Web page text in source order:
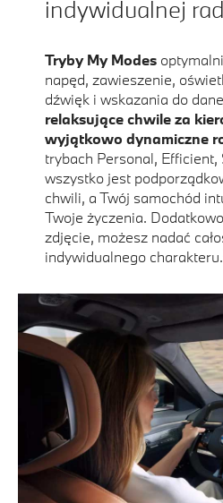
indywidualnej
Tryby My Modes
napęd, zawieszenie,
dźwięk i wskazania do
relaksujące chwile za
wyjątkowo dynamiczne
trybach Personal,
wszystko jest
chwili, a Twój samochód
Twoje życzenia.
zdjęcie, możesz nadać
indywidualnego charakteru.